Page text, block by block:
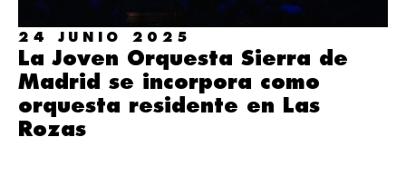
24 JUNIO 2025
La Joven Orquesta Sierra de
Madrid se incorpora como
orquesta residente en Las
Rozas